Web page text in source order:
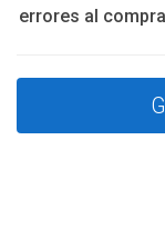
Casos de
Estate Group el
errores al